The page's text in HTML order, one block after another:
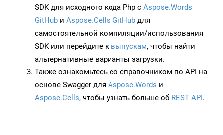
SDK для исходного кода Php с Aspose.Words
GitHub и Aspose.Cells GitHub для
самостоятельной компиляции/использования
SDK или перейдите к выпускам, чтобы найти
альтернативные варианты загрузки.
Также ознакомьтесь со справочником по API на
основе Swagger для Aspose.Words и
Aspose.Cells, чтобы узнать больше об REST API.